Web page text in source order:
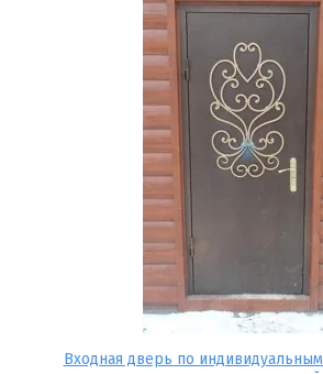
Входная дверь по